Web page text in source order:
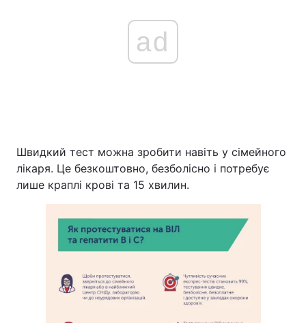
ad
Швидкий тест можна зробити навіть у сімейного
лікаря. Це безкоштовно, безболісно і потребує
лише краплі крові та 15 хвилин.